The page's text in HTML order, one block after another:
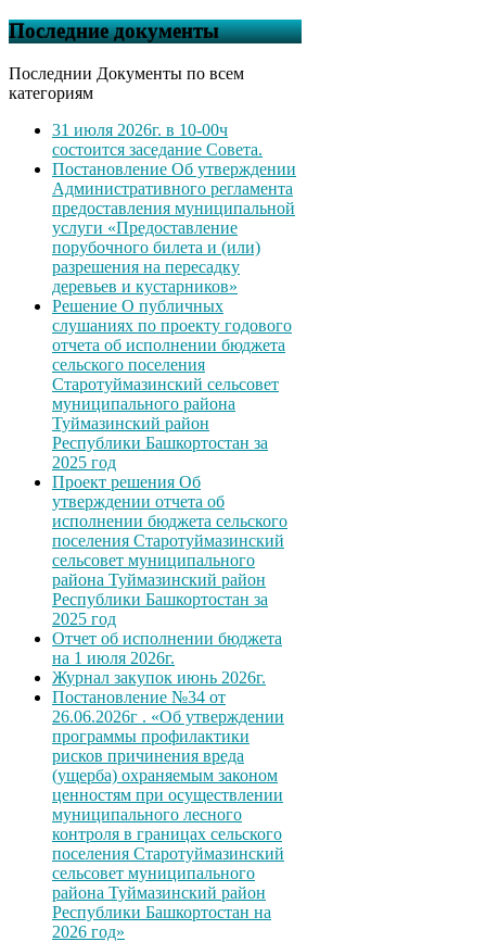
Последние документы
Последнии Документы по всем
категориям
31 июля 2026г. в 10-00ч
состоится заседание Совета.
Постановление Об утверждении
Административного регламента
предоставления муниципальной
услуги «Предоставление
порубочного билета и (или)
разрешения на пересадку
деревьев и кустарников»
Решение О публичных
слушаниях по проекту годового
отчета об исполнении бюджета
сельского поселения
Старотуймазинский сельсовет
муниципального района
Туймазинский район
Республики Башкортостан за
2025 год
Проект решения Об
утверждении отчета об
исполнении бюджета сельского
поселения Старотуймазинский
сельсовет муниципального
района Туймазинский район
Республики Башкортостан за
2025 год
Отчет об исполнении бюджета
на 1 июля 2026г.
Журнал закупок июнь 2026г.
Постановление №34 от
26.06.2026г . «Об утверждении
программы профилактики
рисков причинения вреда
(ущерба) охраняемым законом
ценностям при осуществлении
муниципального лесного
контроля в границах сельского
поселения Старотуймазинский
сельсовет муниципального
района Туймазинский район
Республики Башкортостан на
2026 год»